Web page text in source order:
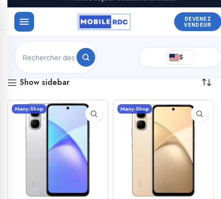
DEVENEZ
VENDEUR
$
4 résultats affichés
Show sidebar
Many-Shop Many-Shop